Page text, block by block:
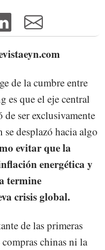
de la cumbre entre
es que el eje central
ser exclusivamente
desplazó hacia algo
evitar que la
energética y
termine
crisis global.
de las primeras
chinas ni la